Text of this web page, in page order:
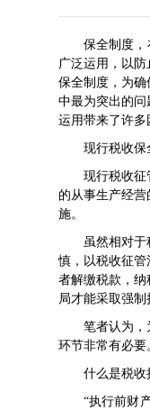
保全制度，
广泛运用，以
保全制度，为
中最为突出的
运用带来了许多
现行税收保
现行税收征
的从事生产经
施。
虽然相对于税
慎，以税收征管
者解缴税款，
局才能采取强制
笔者认为，为
环节非常有必要
什么是税收
“执行前财产